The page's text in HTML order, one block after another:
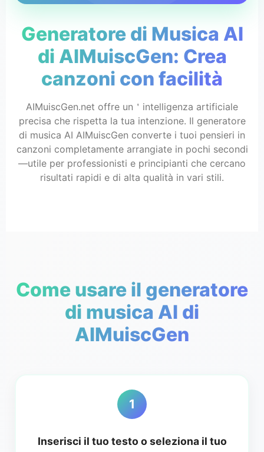
Generatore di Musica AI
di AIMuiscGen: Crea
canzoni con facilità
AIMuiscGen.net offre un＇intelligenza artificiale
precisa che rispetta la tua intenzione. Il generatore
di musica AI AIMuiscGen converte i tuoi pensieri in
canzoni completamente arrangiate in pochi secondi
—utile per professionisti e principianti che cercano
risultati rapidi e di alta qualità in vari stili.
Come usare il generatore
di musica AI di
AIMuiscGen
1
Inserisci il tuo testo o seleziona il tuo